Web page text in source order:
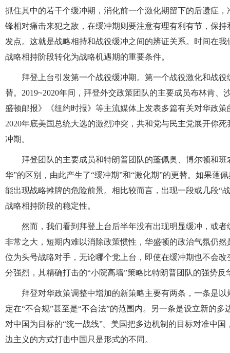
抓住其中的若干个缓冲期，消化前一个激化期留下的后遗症
锋相对痛击来犯之敌，在缓冲期则要注意有理有利有节，保
发点。这就是战略相持和战役缓冲之间的辨证关系。时间在
战略相持阶段转化为战略机遇期的重要条件。
拜登上台引发第一个战役缓冲期。第一个战役激化和战
替。2019~2020年间，拜登外交政策团队的主要成员布林肯
盛顿邮报》《纽约时报》等主流媒体上发表多篇有关对华政
2020年底美国总统大选的激烈冲突，共和党与民主党展开你
冲期。
拜登团队的主要成员和特朗普团队的蓬佩奥、博尔顿和
华”的区别，由此产生了“缓冲期”和“激化期”的更替。如果蓬
能出现战略摊牌的危险前景。相比较而言，出现一段或几段“
战略相持阶段的稳定性。
然而，我们看到拜登上台后半年没有出现明显缓冲，或
非常之大，短期内难以消除政策惯性，华盛顿的政治气氛仍
位为头号战略对手，无论哪个党上台，即使在缓冲期也不会
分强烈，其精确打击的“小院高墙”策略比特朗普团队的强势
拜登对华政策调整中增加的新策略主要有两条，一条是
定在“不合规”甚至是“不合法”的范围内。另一条是设立新的
对中国为目标的“统一战线”。美国把多边机制的目标对准中
边主义的方式打击中国只是形式的不同。